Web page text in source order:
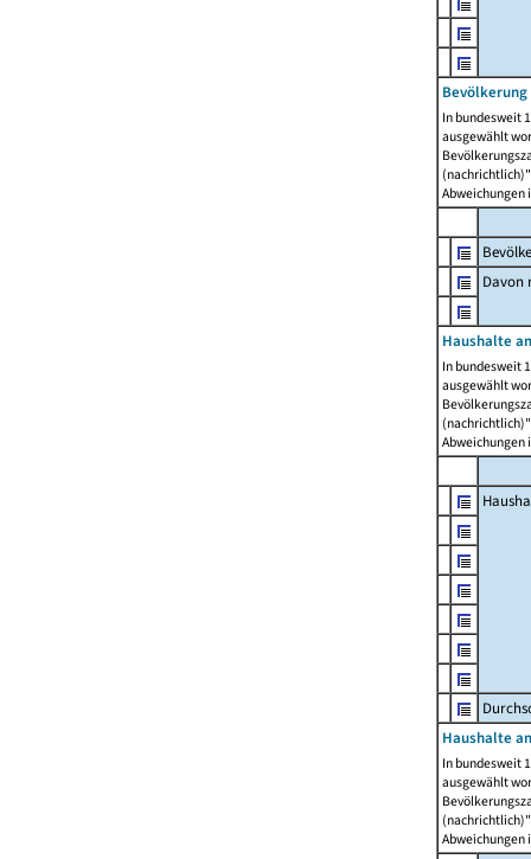
In bundesweit
ausgewählt
Abweichungen
Davon
Haushalte
In bundesweit
ausgewählt
Abweichungen
Haushalte
In bundesweit
ausgewählt
Abweichungen